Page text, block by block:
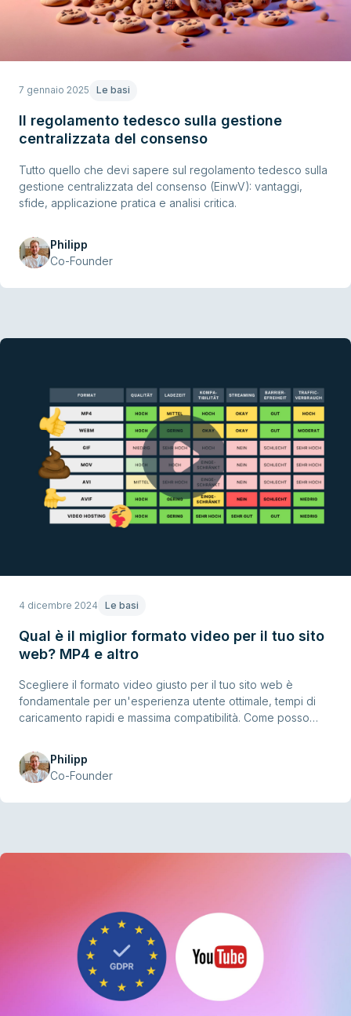
7 gennaio 2025 Le basi
Il regolamento tedesco sulla gestione
centralizzata del consenso
Tutto quello che devi sapere sul regolamento tedesco sulla
gestione centralizzata del consenso (EinwV): vantaggi,
sfide, applicazione pratica e analisi critica.
Philipp
Co-Founder
4 dicembre 2024 Le basi
Qual è il miglior formato video per il tuo sito
web? MP4 e altro
Scegliere il formato video giusto per il tuo sito web è
fondamentale per un'esperienza utente ottimale, tempi di
caricamento rapidi e massima compatibilità. Come posso
formato video offre il miglior equilibrio tra qualità e consumo
di banda? Questa guida ti aiuta a comprendere i formati più
comuni, valutarne pro e contro e prendere una decisione
informata in base alle tue esigenze. Che il tuo sito web
Philipp
Co-Founder